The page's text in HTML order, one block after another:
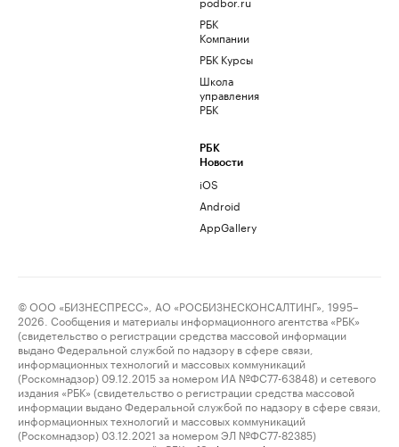
РБК
Компании
РБК Курсы
Школа
управления
РБК
РБК
Новости
iOS
Android
AppGallery
© ООО «БИЗНЕСПРЕСС», АО «РОСБИЗНЕСКОНСАЛТИНГ», 1995–
2026. Сообщения и материалы информационного агентства «РБК»
(свидетельство о регистрации средства массовой информации
выдано Федеральной службой по надзору в сфере связи,
информационных технологий и массовых коммуникаций
(Роскомнадзор) 09.12.2015 за номером ИА №ФС77-63848) и сетевого
издания «РБК» (свидетельство о регистрации средства массовой
информации выдано Федеральной службой по надзору в сфере связи,
информационных технологий и массовых коммуникаций
(Роскомнадзор) 03.12.2021 за номером ЭЛ №ФС77-82385)